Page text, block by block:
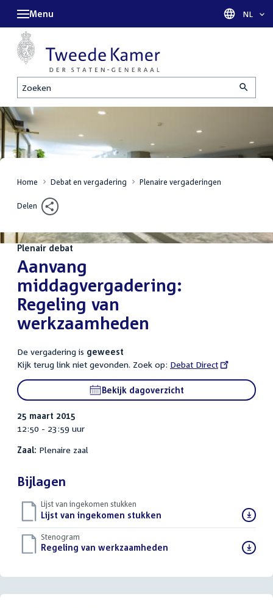
Zoeken
Menu Taal
NL
Home Debat en vergadering Plenaire vergaderingen
Delen
Plenair debat
Aanvang
middagvergadering:
Regeling van
werkzaamheden
De vergadering is geweest
Kijk terug link niet gevonden. Zoek op: External
link:
Debat Direct
Bekijk dagoverzicht
25 maart 2015
12:50 - 23:59 uur
Zaal: Plenaire zaal
Bijlagen
Lijst van ingekomen stukken
Download
bestand:
Lijst van ingekomen stukken
Stenogram
Download
Regeling van werkzaamheden